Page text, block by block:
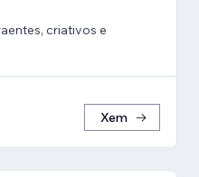
criativos e
Xem